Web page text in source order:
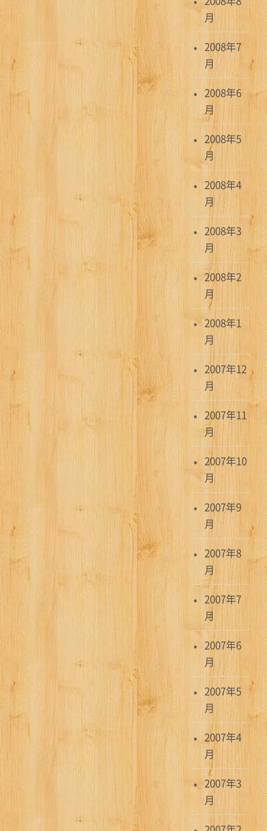
月
2008年7
月
2008年6
月
2008年5
月
2008年4
月
2008年3
月
2008年2
月
2008年1
月
2007年12
月
2007年11
月
2007年10
月
2007年9
月
2007年8
月
2007年7
月
2007年6
月
2007年5
月
2007年4
月
2007年3
月